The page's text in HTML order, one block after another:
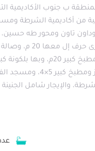
ب جنوب الأكاديمية
من أكاديمية الشرطة
تاون ومحور طه حسين،
أحدهما الرئيس على